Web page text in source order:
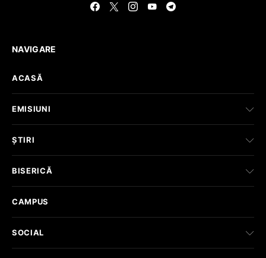
NAVIGARE
ACASĂ
EMISIUNI
ȘTIRI
BISERICĂ
CAMPUS
SOCIAL